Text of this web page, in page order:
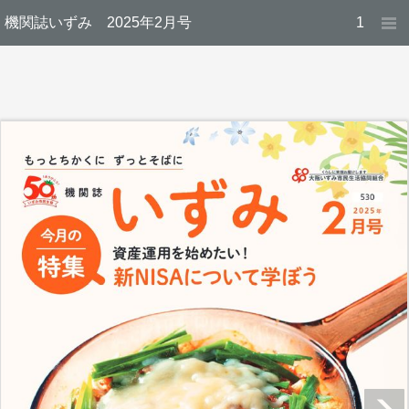
機関誌いずみ 2025年2月号 1